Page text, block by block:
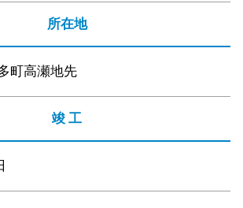
所在地
町高瀬地先
竣 工